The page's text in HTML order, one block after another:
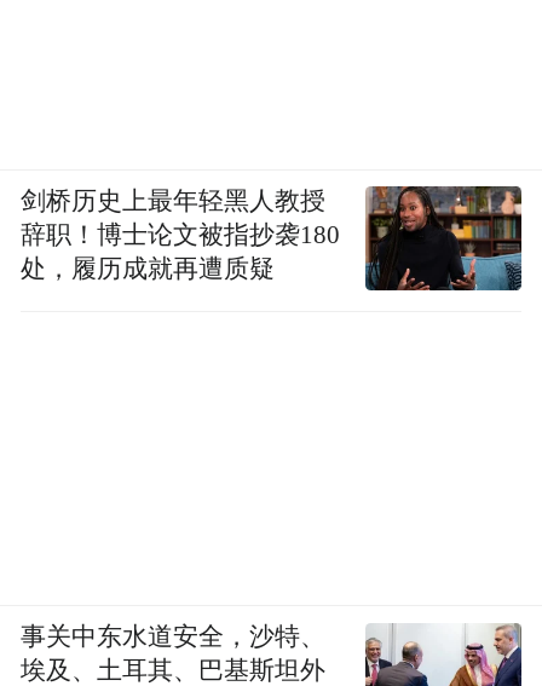
剑桥历史上最年轻黑人教授
辞职！博士论文被指抄袭180
处，履历成就再遭质疑
事关中东水道安全，沙特、
埃及、土耳其、巴基斯坦外